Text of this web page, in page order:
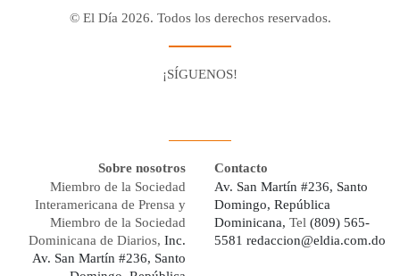
© El Día 2026. Todos los derechos reservados.
¡SÍGUENOS!
Sobre nosotros
Miembro de la Sociedad
Interamericana de Prensa y
Miembro de la Sociedad
Dominicana de Diarios, Inc.
Av. San Martín #236, Santo
Contacto
Av. San Martín #236, Santo
Domingo, República
Dominicana, Tel (809) 565-
5581 redaccion@eldia.com.do